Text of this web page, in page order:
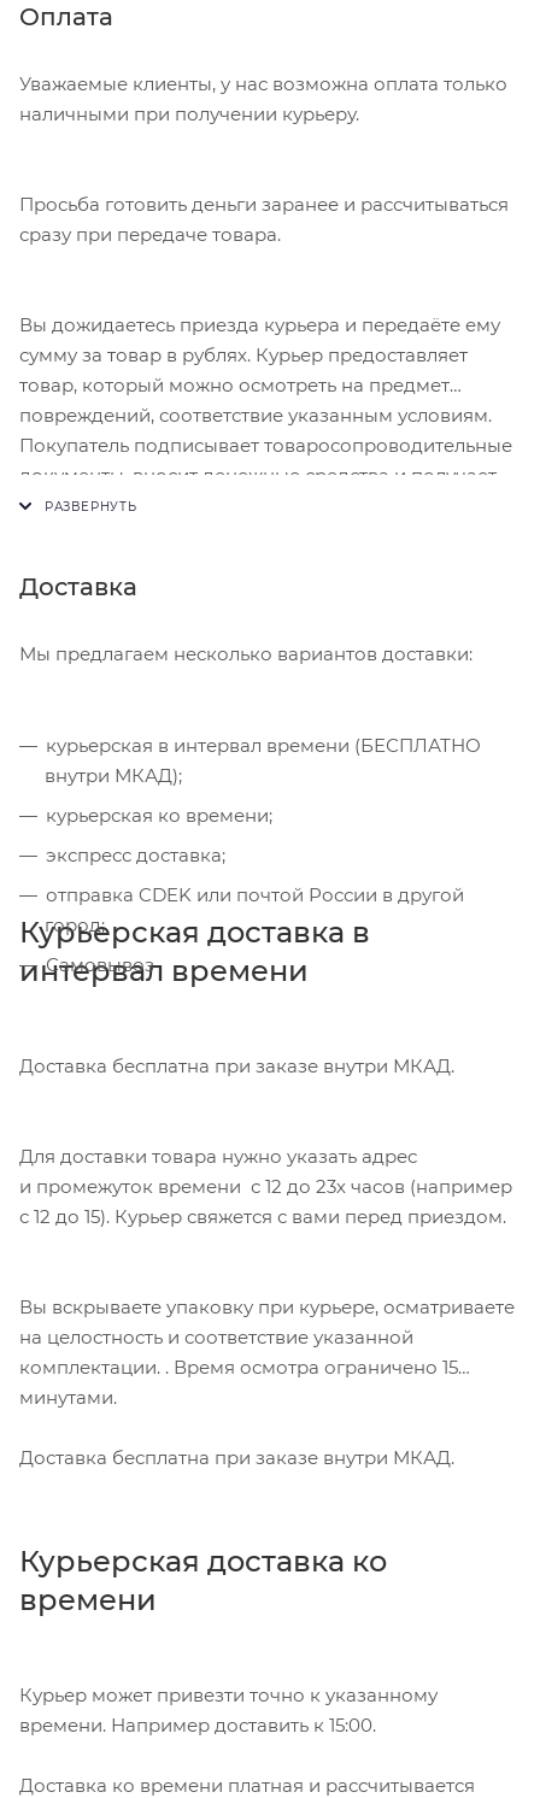
Нажмите кнопку «Оформить заказ».
Оплата
Уважаемые клиенты, у нас возможна оплата только
наличными при получении курьеру.
Просьба готовить деньги заранее и рассчитываться
сразу при передаче товара.
Вы дожидаетесь приезда курьера и передаёте ему
сумму за товар в рублях. Курьер предоставляет
товар, который можно осмотреть на предмет
повреждений, соответствие указанным условиям.
Покупатель подписывает товаросопроводительные
документы, вносит денежные средства и получает
чек.
Доставка
Мы предлагаем несколько вариантов доставки:
курьерская в интервал времени (БЕСПЛАТНО
внутри МКАД);
курьерская ко времени;
экспресс доставка;
отправка CDEK или почтой России в другой
город;
Самовывоз
Курьерская доставка в
интервал времени
Доставка бесплатна при заказе внутри МКАД.
Для доставки товара нужно указать адрес
и промежуток времени с 12 до 23х часов (например
с 12 до 15). Курьер свяжется с вами перед приездом.
Вы вскрываете упаковку при курьере, осматриваете
на целостность и соответствие указанной
комплектации. . Время осмотра ограничено 15
минутами.
Доставка бесплатна при заказе внутри МКАД.
Курьерская доставка ко
времени
Курьер может привезти точно к указанному
времени. Например доставить к 15:00.
Доставка ко времени платная и рассчитывается